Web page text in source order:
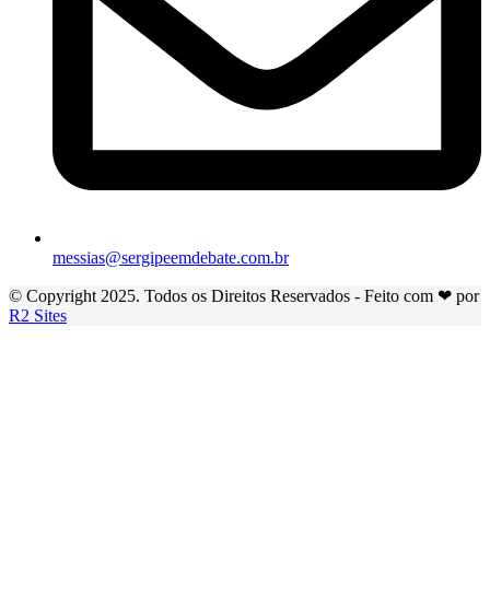
messias@sergipeemdebate.com.br
© Copyright 2025. Todos os Direitos Reservados - Feito com ❤ por
R2 Sites